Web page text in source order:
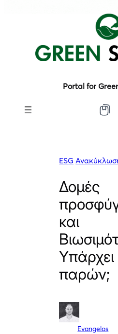
Portal for
ESG
Δομές
και
Υπάρχει
παρών;
Evangelos